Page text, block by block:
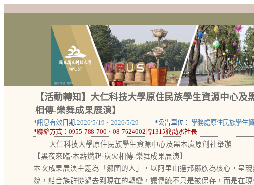
【活動轉知】大仁科技大學原住民族學生資源中心及
相傳-樂舞成果展演】
*訊息有效日期:2026/5/19 ~ 2026/5/29 *公告單位： 學務處原住民族學生
*聯絡方式： 0955-788-700、08-7624002轉1315簡劭承社長
大仁科技大學原住民族學生資源中心及黑木炭原創社舉辦
【黑夜來臨·木薪燃起·炭火相傳-樂舞成果展演】
本次成果展演主題為「鄒圍的人」，以阿里山達邦鄒族為核心，呈
貌，結合族群從過去到現在的轉變，讓傳統不只是被保存，而是在